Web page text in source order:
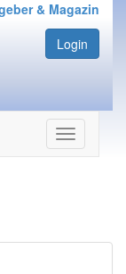
& Magazin
Login
Navigation
ein-/